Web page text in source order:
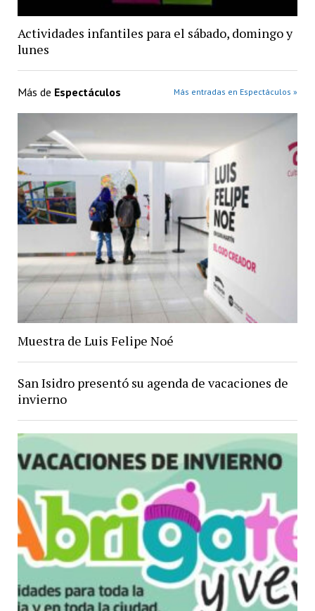
Actividades infantiles para el sábado, domingo y
lunes
Más de Espectáculos Más entradas en Espectáculos »
Muestra de Luis Felipe Noé
San Isidro presentó su agenda de vacaciones de
invierno